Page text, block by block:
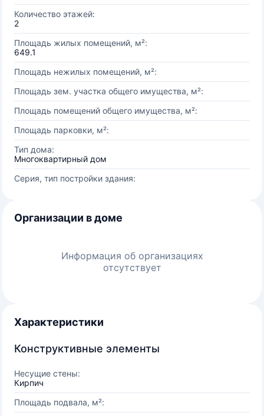
Количество этажей:
2
Площадь жилых помещений, м²:
649.1
Площадь нежилых помещений, м²:
Площадь зем. участка общего имущества, м²:
Площадь помещений общего имущества, м²:
Площадь парковки, м²:
Тип дома:
Многоквартирный дом
Серия, тип постройки здания:
Организации в доме
Информация об организациях
отсутствует
Характеристики
Конструктивные элементы
Несущие стены:
Кирпич
Площадь подвала, м²: